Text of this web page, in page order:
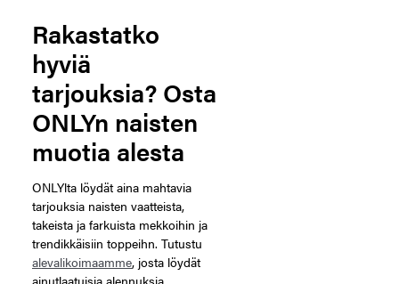
Rakastatko
hyviä
tarjouksia? Osta
ONLYn naisten
muotia alesta
ONLYlta löydät aina mahtavia
tarjouksia naisten vaatteista,
takeista ja farkuista mekkoihin ja
trendikkäisiin toppeihn. Tutustu
alevalikoimaamme, josta löydät
ainutlaatuisia alennuksia